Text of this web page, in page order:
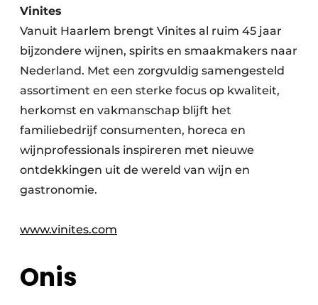
Vinites
Vanuit Haarlem brengt Vinites al ruim 45 jaar
bijzondere wijnen, spirits en smaakmakers naar
Nederland. Met een zorgvuldig samengesteld
assortiment en een sterke focus op kwaliteit,
herkomst en vakmanschap blijft het
familiebedrijf consumenten, horeca en
wijnprofessionals inspireren met nieuwe
ontdekkingen uit de wereld van wijn en
gastronomie.
www.vinites.com
Onis